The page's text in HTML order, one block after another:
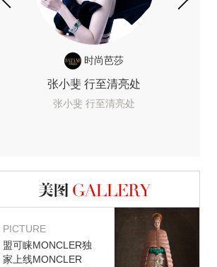
时尚芭莎
张小斐 行至清亮处
张小斐 行至清亮处
图库
PICTURE
盟可睐MONCLER独
家上线MONCLER